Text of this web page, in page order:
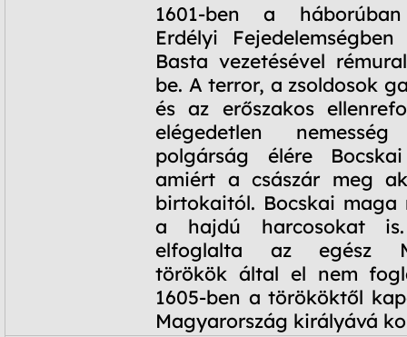
1601-ben a
Erdélyi
Basta vezetésével
be. A terror, a zsoldosok
és az erőszakos
elégedetlen
polgárság élére
amiért a császár meg
birtokaitól. Bocskai maga
a hajdú harcosokat is.
elfoglalta az egész
törökök által el nem
1605-ben a törököktől
Magyarország királyává